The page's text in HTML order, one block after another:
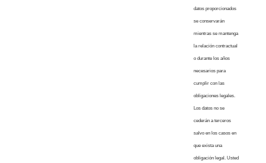
datos proporcionados
se conservarán
mientras se mantenga
la relación contractual
o durante los años
necesarios para
cumplir con las
obligaciones legales.
Los datos no se
cederán a terceros
salvo en los casos en
que exista una
obligación legal. Usted